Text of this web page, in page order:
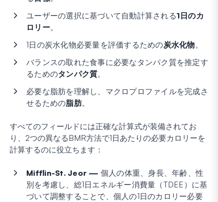
ユーザーの選択に基づいて自動計算される1日のカ
ロリー。
1日の炭水化物必要量を評価するための炭水化物。
バランスの取れた食事に必要なタンパク質を推定す
るためのタンパク質。
必要な脂肪を理解し、マクロプロファイルを完成さ
せるための脂肪。
すべてのフィールドには正確な計算式が装備されてお
り、2つの異なるBMR方法で1日あたりの必要カロリーを
計算するのに役立ちます：
Mifflin-St. Jeor — 個人の体重、身長、年齢、性
別を考慮し、総1日エネルギー消費量（TDEE）に基
づいて調整することで、個人の1日のカロリー必要